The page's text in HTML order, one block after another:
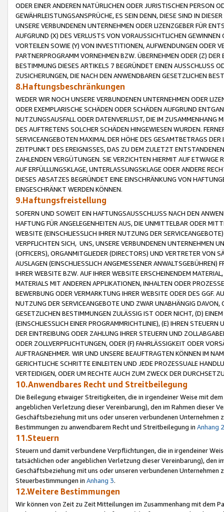
ODER EINER ANDEREN NATÜRLICHEN ODER JURISTISCHEN PERSON
GEWÄHRLEISTUNGSANSPRÜCHE, ES SEIN DENN, DIESE SIND IN
UNSERE VERBUNDENEN UNTERNEHMEN ODER LIZENZGEBER FÜR
AUFGRUND (X) DES VERLUSTS VON VORAUSSICHTLICHEN
VORTEILEN SOWIE (Y) VON INVESTITIONEN, AUFWENDUNGEN ODER
PARTNERPROGRAMM VORNEHMEN BZW. ÜBERNEHMEN ODER (Z)
BESTIMMUNG DIESES ARTIKELS 7 BEGRÜNDET EINEN AUSSCHLUSS
ZUSICHERUNGEN, DIE NACH DEN ANWENDBAREN GESETZLICHEN
8.Haftungsbeschränkungen
WEDER WIR NOCH UNSERE VERBUNDENEN UNTERNEHMEN ODER
ODER EXEMPLARISCHE SCHÄDEN ODER SCHÄDEN AUFGRUND
NUTZUNGSAUSFALL ODER DATENVERLUST, DIE IM ZUSAMMENHANG
DES AUFTRETENS SOLCHER SCHÄDEN HINGEWIESEN WURDEN.
SERVICEANGEBOTEN MAXIMAL DER HÖHE DES GESAMTBETRAGS
ZEITPUNKT DES EREIGNISSES, DAS ZU DEM ZULETZT
ZAHLENDEN VERGÜTUNGEN. SIE VERZICHTEN HIERMIT AUF
AUF ERFÜLLUNGSKLAGE, UNTERLASSUNGSKLAGE ODER ANDERE
DIESES ABSATZES BEGRÜNDET EINE EINSCHRÄNKUNG VON
EINGESCHRÄNKT WERDEN KÖNNEN.
9.Haftungsfreistellung
SOFERN UND SOWEIT EIN HAFTUNGSAUSSCHLUSS NACH DEN
HAFTUNG FÜR ANGELEGENHEITEN AUS, DIE UNMITTELBAR ODER
WEBSITE (EINSCHLIESSLICH IHRER NUTZUNG DER
VERPFLICHTEN SICH, UNS, UNSERE VERBUNDENEN UNTERNEHMEN
(OFFICERS), ORGANMITGLIEDER (DIRECTORS) UND VERTRETER VON
AUSLAGEN (EINSCHLIESSLICH ANGEMESSENER
IHRER WEBSITE BZW. AUF IHRER WEBSITE ERSCHEINENDEM
MATERIALS MIT ANDEREN APPLIKATIONEN, INHALTEN ODER
BEWERBUNG ODER VERMARKTUNG IHRER WEBSITE ODER DES GGF.
NUTZUNG DER SERVICEANGEBOTE UND ZWAR UNABHÄNGIG
GESETZLICHEN BESTIMMUNGEN ZULÄSSIG IST ODER NICHT, (D)
(EINSCHLIESSLICH EINER PROGRAMMRICHTLINIE), (E) IHREN
DER EINTREIBUNG ODER ZAHLUNG IHRER STEUERN UND
ODER ZOLLVERPFLICHTUNGEN, ODER (F) FAHRLÄSSIGKEIT ODER
AUFTRAGNEHMER. WIR UND UNSERE BEAUFTRAGTEN KÖNNEN IM
GERICHTLICHE SCHRITTE EINLEITEN UND JEDE PROZESSUALE
VERTEIDIGEN, ODER UM RECHTE AUCH ZUM ZWECK DER
10.Anwendbares Recht und Streitbeilegung
Die Beilegung etwaiger Streitigkeiten, die in irgendeiner Weise mit
angeblichen Verletzung dieser Vereinbarung), den im Rahmen dieser
Geschäftsbeziehung mit uns oder unseren verbundenen
Bestimmungen zu anwendbarem Recht und Streitbeilegung in Anhang 2
11.Steuern
Steuern und damit verbundene Verpflichtungen, die in irgendeiner
tatsächlichen oder angeblichen Verletzung dieser Vereinbarung), den
Geschäftsbeziehung mit uns oder unseren verbundenen
Steuerbestimmungen in Anhang 3.
12.Weitere Bestimmungen
Wir können von Zeit zu Zeit Mitteilungen im Zusammenhang mit dem